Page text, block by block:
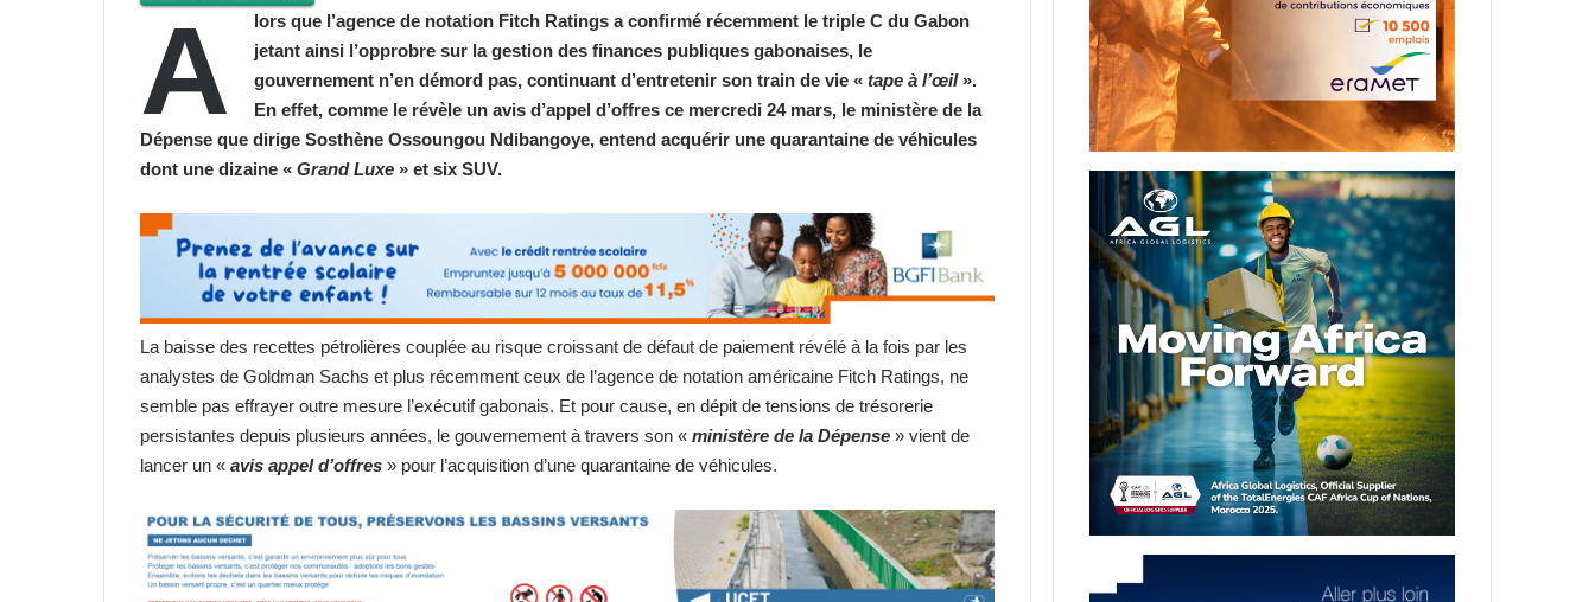
A
lors que l’agence de notation Fitch Ratings a confirmé récemment le triple C du Gabon
jetant ainsi l’opprobre sur la gestion des finances publiques gabonaises, le
gouvernement n’en démord pas, continuant d’entretenir son train de vie « tape à l’œil».
En effet, comme le révèle un avis d’appel d’offres ce mercredi 24 mars, le ministère de la
Dépense que dirige Sosthène Ossoungou Ndibangoye, entend acquérir une quarantaine de véhicules
dont une dizaine « Grand Luxe » et six SUV.
La baisse des recettes pétrolières couplée au risque croissant de défaut de paiement révélé à la fois par les
analystes de Goldman Sachs et plus récemment ceux de l’agence de notation américaine Fitch Ratings, ne
semble pas effrayer outre mesure l’exécutif gabonais. Et pour cause, en dépit de tensions de trésorerie
persistantes depuis plusieurs années, le gouvernement à travers son « ministère de la Dépense » vient de
lancer un « avis appel d’offres » pour l’acquisition d’une quarantaine de véhicules.